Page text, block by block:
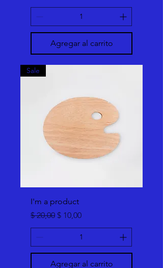
Agregar al carrito
Sale
I'm a product
Precio
$ 20,00 Precio de oferta
$ 10,00
Agregar al carrito